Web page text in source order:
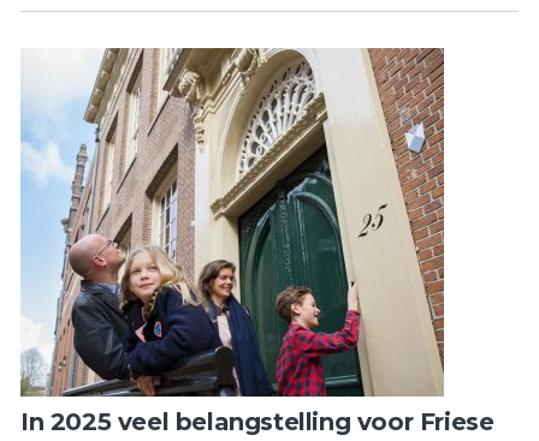
In 2025 veel belangstelling voor Friese